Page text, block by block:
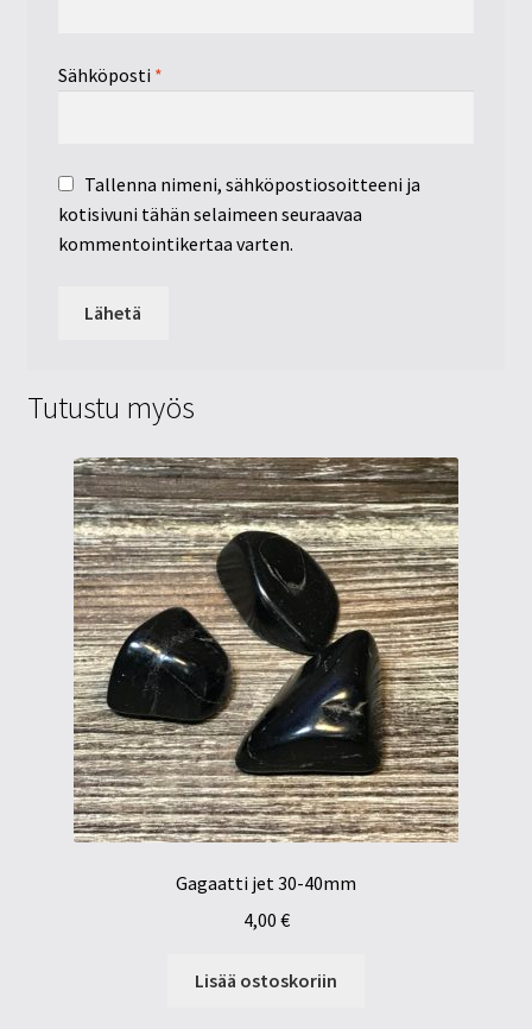
Sähköposti *
Tallenna nimeni, sähköpostiosoitteeni ja
kotisivuni tähän selaimeen seuraavaa
kommentointikertaa varten.
Tutustu myös
Gagaatti jet 30-40mm
4,00 €
Lisää ostoskoriin